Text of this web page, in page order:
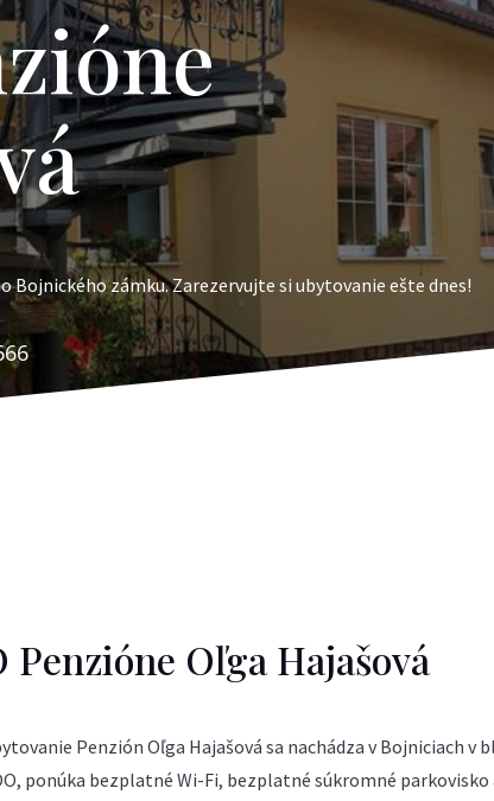
zámku. Zarezervujte si ubytovanie ešte dnes!
Penzióne Oľga Hajašová
Penzión Oľga Hajašová sa nachádza v Bojniciach
ponúka bezplatné Wi-Fi, bezplatné súkromné